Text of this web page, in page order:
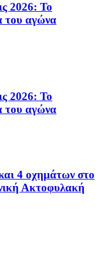
2026: Το
του αγώνα
2026: Το
του αγώνα
4 οχημάτων στο
Ακτοφυλακή